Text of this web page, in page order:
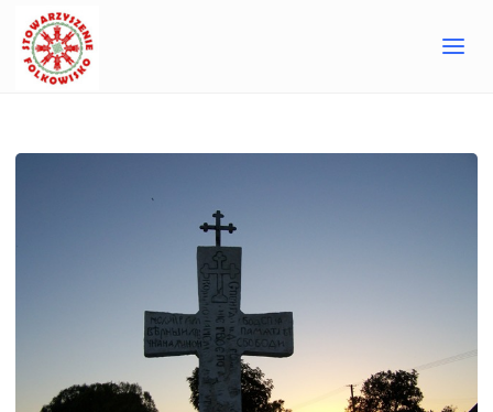
Jesteśmy z polsko-ukraińskiego pogranicza, gdzie od
dekady działamy w sferze kultury i ekologii.